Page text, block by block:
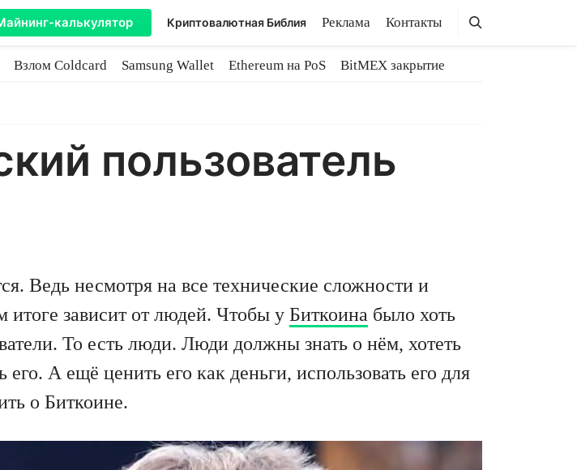
калькулятор Криптовалютная Библия Реклама Контакты Поиск
Поиск
Взлом Coldcard Samsung Wallet Ethereum на PoS
BitMEX закрытие
пользователь
Ведь несмотря на все технические сложности и
зависит от людей. Чтобы у Биткоина было хоть
То есть люди. Люди должны знать о нём, хотеть
А ещё ценить его как деньги, использовать его для
о Биткоине.